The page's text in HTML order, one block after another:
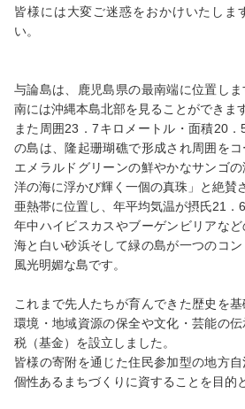
皆様には大変ご迷惑をおかけいたしま
い。
与論島は、鹿児島県の最南端に位置し
南には沖縄本島北部を見ることができます
また周囲23．7キロメートル・面積20．
の島は、隆起珊瑚礁で形成され周囲を
エメラルドグリーンの鮮やかなサンゴ
洋の海に浮かび輝く一個の真珠」と絶賛
亜熱帯に位置し、年平均気温が摂氏21．
年中ハイビスカスやブーゲンビリアな
海と白い砂浜そして緑の島が一つのコ
風光明媚な島です。
これまで先人たちが育んできた歴史を
環境・地域資源の保全や文化・芸能の
税（基金）を設立しました。
皆様の寄附を通じた住民参加型の地方自
個性あるまちづくりに資することを目的